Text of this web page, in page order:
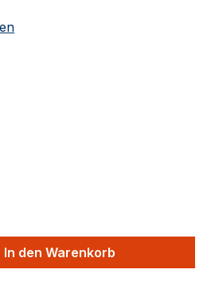
gewünschten Wert
In den Warenkorb